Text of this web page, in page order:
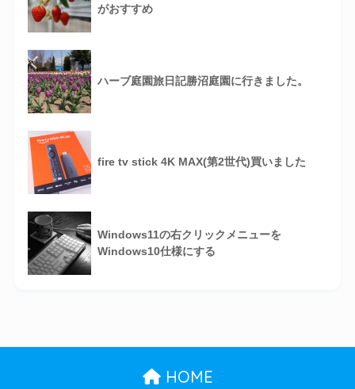
がおすすめ
ハーブ庭園旅日記勝沼庭園に行きました。
fire tv stick 4K MAX(第2世代)買いました
Windows11の右クリックメニューを
Windows10仕様にする
HOME